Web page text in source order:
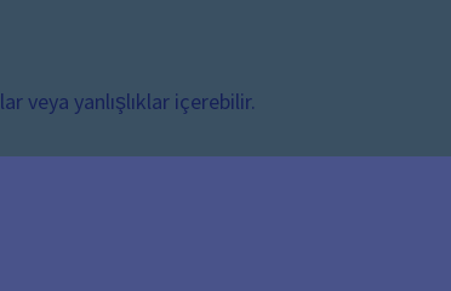
veya yanlışlıklar içerebilir.